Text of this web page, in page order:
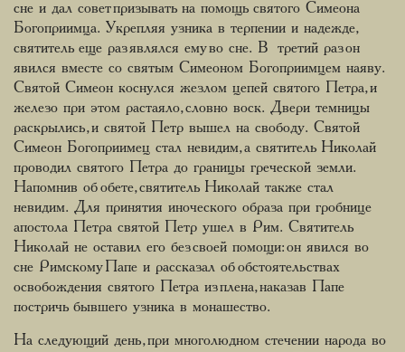
сне и дал совет призывать на помощь святого Симеона
Богоприимца. Укрепляя узника в терпении и надежде,
святитель еще раз являлся ему во сне. В третий раз он
явился вместе со святым Симеоном Богоприимцем наяву.
Святой Симеон коснулся жезлом цепей святого Петра, и
железо при этом растаяло, словно воск. Двери темницы
раскрылись, и святой Петр вышел на свободу. Святой
Симеон Богоприимец стал невидим, а святитель Николай
проводил святого Петра до границы греческой земли.
Напомнив об обете, святитель Николай также стал
невидим. Для принятия иноческого образа при гробнице
апостола Петра святой Петр ушел в Рим. Святитель
Николай не оставил его без своей помощи: он явился во
сне Римскому Папе и рассказал об обстоятельствах
освобождения святого Петра из плена, наказав Папе
постричь бывшего узника в монашество.
На следующий день, при многолюдном стечении народа во